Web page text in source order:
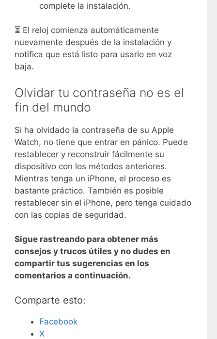
complete la instalación.
⏳ El reloj comienza automáticamente
nuevamente después de la instalación y
notifica que está listo para usarlo en voz
baja.
Olvidar tu contraseña no es el
fin del mundo
Si ha olvidado la contraseña de su Apple
Watch, no tiene que entrar en pánico. Puede
restablecer y reconstruir fácilmente su
dispositivo con los métodos anteriores.
Mientras tenga un iPhone, el proceso es
bastante práctico. También es posible
restablecer sin el iPhone, pero tenga cuidado
con las copias de seguridad.
Sigue rastreando para obtener más
consejos y trucos útiles y no dudes en
compartir tus sugerencias en los
comentarios a continuación.
Comparte esto:
Facebook
X